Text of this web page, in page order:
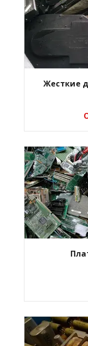
Жесткие